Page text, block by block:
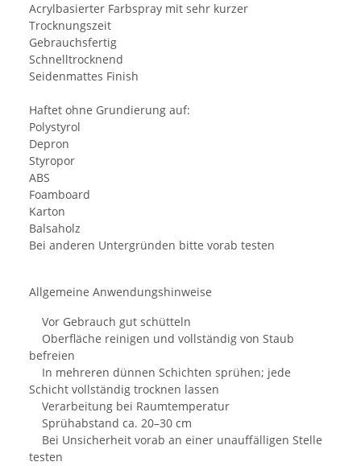
Acrylbasierter Farbspray mit sehr kurzer
Trocknungszeit
Gebrauchsfertig
Schnelltrocknend
Seidenmattes Finish
Haftet ohne Grundierung auf:
Polystyrol
Depron
Styropor
ABS
Foamboard
Karton
Balsaholz
Bei anderen Untergründen bitte vorab testen
Allgemeine Anwendungshinweise
Vor Gebrauch gut schütteln
Oberfläche reinigen und vollständig von Staub
befreien
In mehreren dünnen Schichten sprühen; jede
Schicht vollständig trocknen lassen
Verarbeitung bei Raumtemperatur
Sprühabstand ca. 20–30 cm
Bei Unsicherheit vorab an einer unauffälligen Stelle
testen